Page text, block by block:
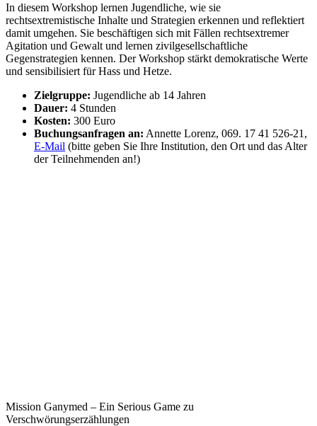
In diesem Workshop lernen Jugendliche, wie sie
rechtsextremistische Inhalte und Strategien erkennen und reflektiert
damit umgehen. Sie beschäftigen sich mit Fällen rechtsextremer
Agitation und Gewalt und lernen zivilgesellschaftliche
Gegenstrategien kennen. Der Workshop stärkt demokratische Werte
und sensibilisiert für Hass und Hetze.
Zielgruppe: Jugendliche ab 14 Jahren
Dauer: 4 Stunden
Kosten: 300 Euro
Buchungsanfragen an: Annette Lorenz, 069. 17 41 526-21,
E-Mail (bitte geben Sie Ihre Institution, den Ort und das Alter
der Teilnehmenden an!)
Mission Ganymed – Ein Serious Game zu
Verschwörungserzählungen